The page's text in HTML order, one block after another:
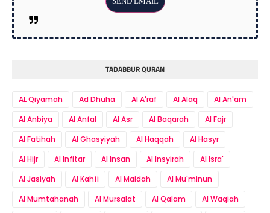
TADABBUR QURAN
AL Qiyamah Ad Dhuha Al A'raf Al Alaq
Al An'am
Al Anbiya
Al Anfal Al Asr Al Baqarah
Al Fajr
Al Fatihah
Al Ghasyiyah Al Haqqah
Al Hasyr
Al Hijr
Al Infitar Al Insan Al Insyirah
Al Isra'
Al Jasiyah
Al Kahfi Al Maidah
Al Mu'minun
Al Mumtahanah
Al Mursalat Al Qalam
Al Waqiah